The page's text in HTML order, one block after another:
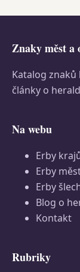
Znaky měst a
Katalog znaků
články o
Na webu
Erby
Erby
Erby
Blog o
Kontakt
Rubriky